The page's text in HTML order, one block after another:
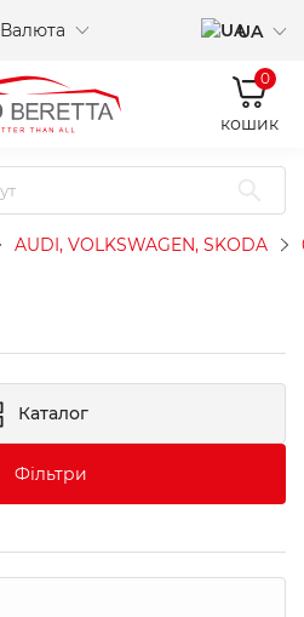
Валюта UA
0
кошик
AUDI, VOLKSWAGEN, SKODA
Каталог
Фільтри